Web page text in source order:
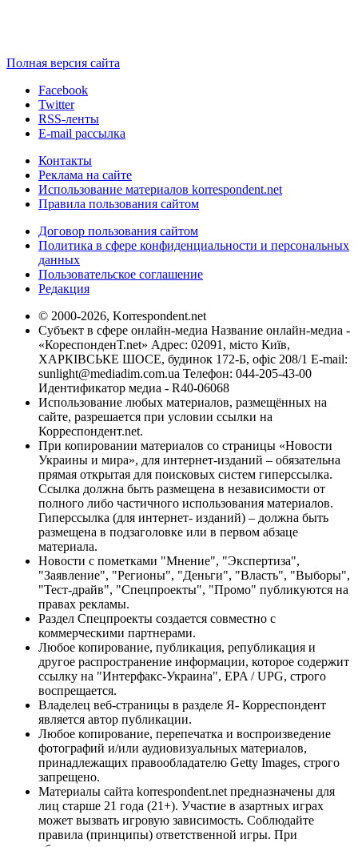
Полная версия сайта
Facebook
Twitter
RSS-ленты
E-mail рассылка
Контакты
Реклама на сайте
Использование материалов korrespondent.net
Правила пользования сайтом
Договор пользования сайтом
Политика в сфере конфиденциальности и персональных
данных
Пользовательское соглашение
Редакция
© 2000-2026, Korrespondent.net
Субъект в сфере онлайн-медиа Название онлайн-медиа -
«КореспонденТ.net» Адрес: 02091, місто Київ,
ХАРКІВСЬКЕ ШОСЕ, будинок 172-Б, офіс 208/1 E-mail:
sunlight@mediadim.com.ua Телефон: 044-205-43-00
Идентификатор медиа - R40-06068
Использование любых материалов, размещённых на
сайте, разрешается при условии ссылки на
Корреспондент.net.
При копировании материалов со страницы «Новости
Украины и мира», для интернет-изданий – обязательна
прямая открытая для поисковых систем гиперссылка.
Ссылка должна быть размещена в независимости от
полного либо частичного использования материалов.
Гиперссылка (для интернет- изданий) – должна быть
размещена в подзаголовке или в первом абзаце
материала.
Новости с пометками "Мнение", "Экспертиза",
"Заявление", "Регионы", "Деньги", "Власть", "Выборы",
"Тест-драйв", "Спецпроекты", "Промо" публикуются на
правах рекламы.
Раздел Спецпроекты создается совместно с
коммерческими партнерами.
Любое копирование, публикация, републикация и
другое распространение информации, которое содержит
ссылку на "Интерфакс-Украина", EPA / UPG, строго
воспрещается.
Владелец веб-страницы в разделе Я- Корреспондент
является автор публикации.
Любое копирование, перепечатка и воспроизведение
фотографий и/или аудиовизуальных материалов,
принадлежащих правообладателю Getty Images, строго
запрещено.
Материалы сайта korrespondent.net предназначены для
лиц старше 21 года (21+). Участие в азартных играх
может вызвать игровую зависимость. Соблюдайте
правила (принципы) ответственной игры. При